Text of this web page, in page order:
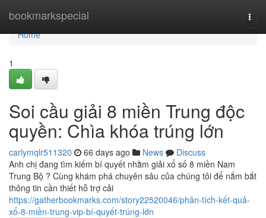
bookmarkspecial
Home
Home
1
Soi cầu giải 8 miền Trung độc
quyền: Chìa khóa trúng lớn
carlymqlr511320 66 days ago News
Discuss
Anh chị đang tìm kiếm bí quyết nhằm giải xổ số 8 miền Nam
Trung Bộ ? Cùng khám phá chuyên sâu của chúng tôi để nắm bắt
thông tin cần thiết hỗ trợ cải
https://gatherbookmarks.com/story22520046/phân-tích-kết-quả-
xổ-8-miền-trung-vip-bí-quyết-trúng-lớn